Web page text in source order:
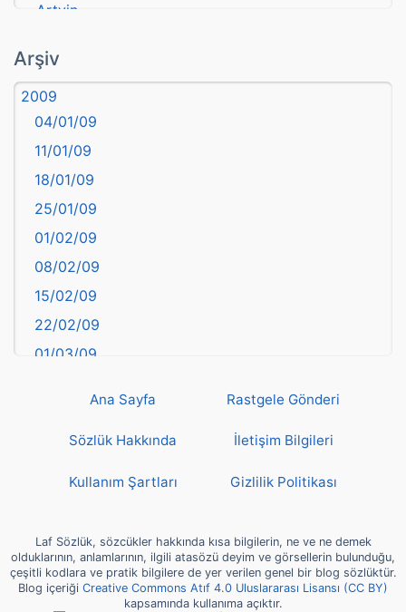
Artvin
Aydın
Balıkesir
Bartın
başkentler
Batman
Bayburt
Bilecik
Bingöl
Bitlis
Bolu
Burdur
Çankırı
Çorum
deyim
Diyarbakır
Dünya Haritasında Türkiye
Arşiv
2009
04/01/09
11/01/09
18/01/09
25/01/09
01/02/09
08/02/09
15/02/09
22/02/09
01/03/09
22/03/09
19/04/09
26/04/09
Ana Sayfa Rastgele Gönderi
Sözlük Hakkında İletişim Bilgileri
Kullanım Şartları Gizlilik Politikası
Laf Sözlük, sözcükler hakkında kısa bilgilerin, ne ve ne demek
olduklarının, anlamlarının, ilgili atasözü deyim ve görsellerin bulunduğu,
çeşitli kodlara ve pratik bilgilere de yer verilen genel bir blog sözlüktür.
Blog içeriği Creative Commons Atıf 4.0 Uluslararası Lisansı (CC BY)
kapsamında kullanıma açıktır.